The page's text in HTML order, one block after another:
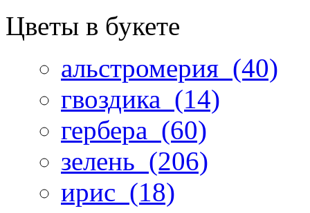
Цветы в букете
альстромерия (40)
гвоздика (14)
гербера (60)
зелень (206)
ирис (18)